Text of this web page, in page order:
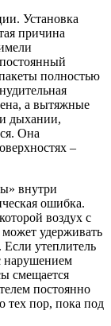
Установка
причина
полностью
а вытяжные
дыхании,
Она
–
внутри
ошибка.
воздух с
удерживать
Если утеплитель
нарушением
смещается
постоянно
тех пор, пока под